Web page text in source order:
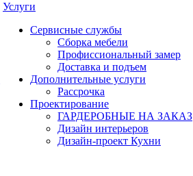
Услуги
Сервисные службы
Сборка мебели
Профиссиональный замер
Доставка и подъем
Дополнительные услуги
Рассрочка
Проектирование
ГАРДЕРОБНЫЕ НА ЗАКАЗ
Дизайн интерьеров
Дизайн-проект Кухни